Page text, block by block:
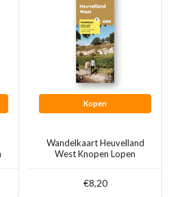
Kopen
Wandelkaart Heuvelland
West Knopen Lopen
€8,20